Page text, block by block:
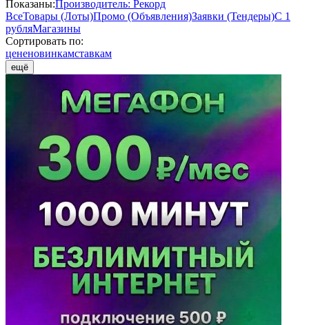
Показаны:Производитель: Рекорд
ВсеТовары (Лоты)Промо (Объявления)Заявки (Тендеры)С 1
рубляМагазины
Сортировать по:
цененовинкамставкам
ещё